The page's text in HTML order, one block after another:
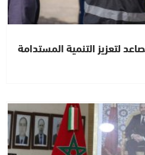
لتعزيز التنمية المستدامة